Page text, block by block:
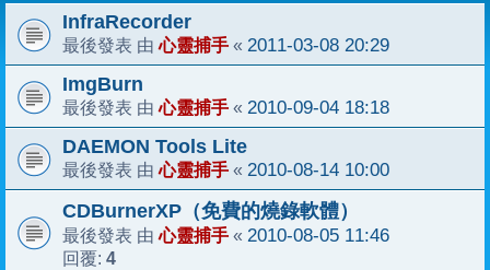
InfraRecorder
最後發表 由心靈捕手 « 2011-03-08 20:29
ImgBurn
最後發表 由心靈捕手 « 2010-09-04 18:18
DAEMON Tools Lite
最後發表 由心靈捕手 « 2010-08-14 10:00
CDBurnerXP（免費的燒錄軟體）
最後發表 由心靈捕手 « 2010-08-05 11:46
回覆: 4